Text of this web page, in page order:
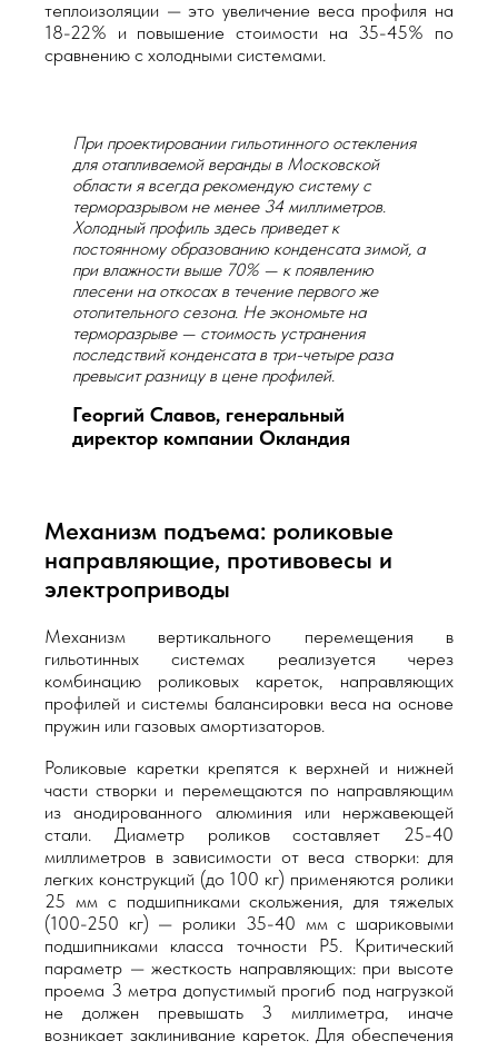
теплоизоляции — это увеличение веса профиля на
18-22% и повышение стоимости на 35-45% по
сравнению с холодными системами.
При проектировании гильотинного остекления
для отапливаемой веранды в Московской
области я всегда рекомендую систему с
терморазрывом не менее 34 миллиметров.
Холодный профиль здесь приведет к
постоянному образованию конденсата зимой, а
при влажности выше 70% — к появлению
плесени на откосах в течение первого же
отопительного сезона. Не экономьте на
терморазрыве — стоимость устранения
последствий конденсата в три-четыре раза
превысит разницу в цене профилей.
Георгий Славов, генеральный
директор компании Окландия
Механизм подъема: роликовые
направляющие, противовесы и
электроприводы
Механизм вертикального перемещения в
гильотинных системах реализуется через
комбинацию роликовых кареток, направляющих
профилей и системы балансировки веса на основе
пружин или газовых амортизаторов.
Роликовые каретки крепятся к верхней и нижней
части створки и перемещаются по направляющим
из анодированного алюминия или нержавеющей
стали. Диаметр роликов составляет 25-40
миллиметров в зависимости от веса створки: для
легких конструкций (до 100 кг) применяются ролики
25 мм с подшипниками скольжения, для тяжелых
(100-250 кг) — ролики 35-40 мм с шариковыми
подшипниками класса точности P5. Критический
параметр — жесткость направляющих: при высоте
проема 3 метра допустимый прогиб под нагрузкой
не должен превышать 3 миллиметра, иначе
возникает заклинивание кареток. Для обеспечения